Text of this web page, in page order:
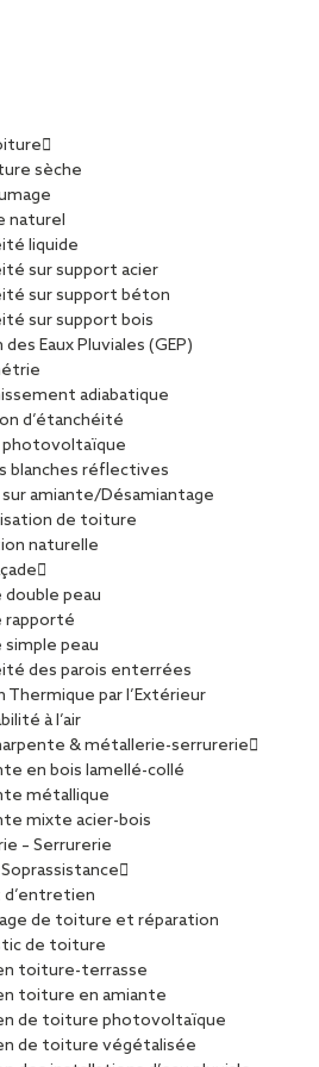
sèche
naturel
liquide
sur support acier
sur support béton
sur support bois
Eaux Pluviales (GEP)
adiabatique
d’étanchéité
blanches réflectives
sur amiante/Désamiantage
de toiture
naturelle
double peau
rapporté
simple peau
des parois enterrées
Thermique par l’Extérieur
à l’air
& métallerie-serrurerie
en bois lamellé-collé
métallique
mixte acier-bois
– Serrurerie
de toiture et réparation
de toiture
toiture-terrasse
toiture en amiante
de toiture photovoltaïque
de toiture végétalisée
de
alternant
de travaux
Entreprises
?